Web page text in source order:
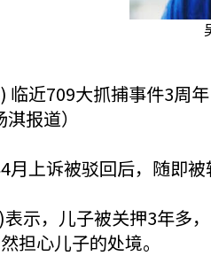
临近709大抓捕事件3周
报道）
上诉被驳回后，随即
示，儿子被关押3年多
担心儿子的处境。